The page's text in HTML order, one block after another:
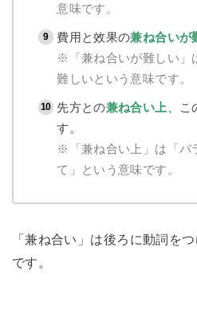
意味です。
費用と效果の兼ね合いが
※「兼ね合いが難しい」
難しいという意味です。
先方との兼ね合い上 、
す。
※「兼ね合い上」は「バ
て」という意味です。
「兼ね合い」は後ろに動詞を
です。